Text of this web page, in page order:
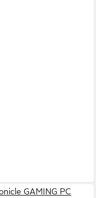
GAMING PC